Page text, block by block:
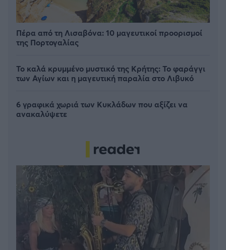
Πέρα από τη Λισαβόνα: 10 μαγευτικοί προορισμοί
της Πορτογαλίας
Το καλά κρυμμένο μυστικό της Κρήτης: Το φαράγγι
των Αγίων και η μαγευτική παραλία στο Λιβυκό
6 γραφικά χωριά των Κυκλάδων που αξίζει να
ανακαλύψετε